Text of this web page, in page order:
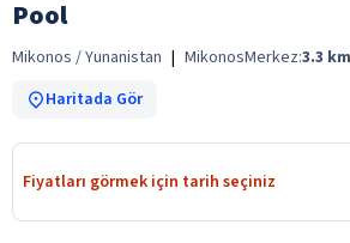
Pool
Mikonos / Yunanistan | MikonosMerkez:3.3 km
Haritada Gör
Fiyatları görmek için tarih seçiniz